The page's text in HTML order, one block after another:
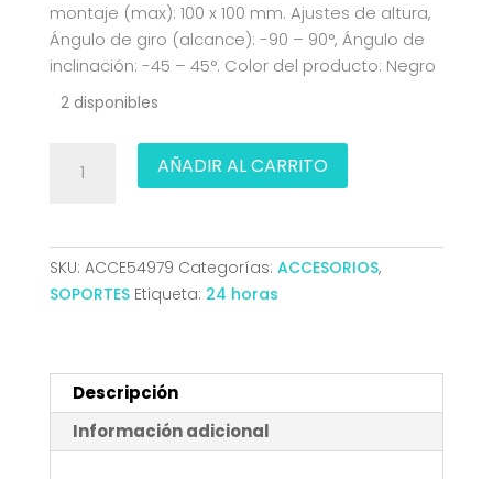
montaje (max): 100 x 100 mm. Ajustes de altura,
Ángulo de giro (alcance): -90 – 90°, Ángulo de
inclinación: -45 – 45°. Color del producto: Negro
2 disponibles
GIRA
INCLI
VERTI
TOOQ
AÑADIR AL CARRITO
SKU: ACCE54979 Categorías: ACCESORIOS,
SOPORTES Etiqueta: 24 horas
Descripción
Información adicional